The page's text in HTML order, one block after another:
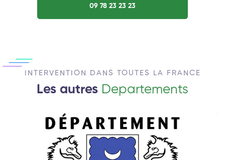
09 78 23 23 23
INTERVENTION DANS TOUTES LA FRANCE
Les autres Departements